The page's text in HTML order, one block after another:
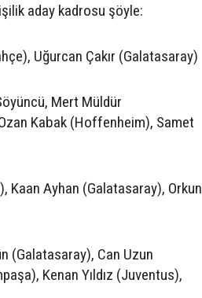
aday kadrosu şöyle:
Uğurcan Çakır (Galatasaray)
Mert Müldür
Kabak (Hoffenheim), Samet
Kaan Ayhan (Galatasaray), Orkun
(Galatasaray), Can Uzun
Kenan Yıldız (Juventus),